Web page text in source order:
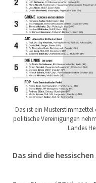
Das ist ein Musterstimmzettel
politische Vereinigungen
Landes
Das sind die